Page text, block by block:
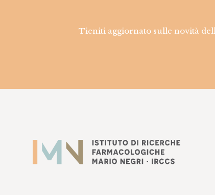
Tieniti aggiornato sulle novità